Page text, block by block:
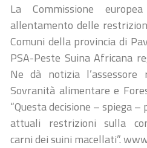
La Commissione
allentamento delle
Comuni della provincia di
PSA-Peste Suina Africana
Ne dà notizia l’assessore
Sovranità alimentare e
“Questa decisione – spiega
attuali restrizioni sulla
carni dei suini macellati”.